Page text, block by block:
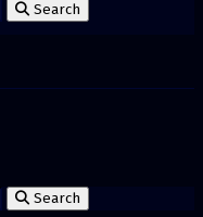
Search
Search